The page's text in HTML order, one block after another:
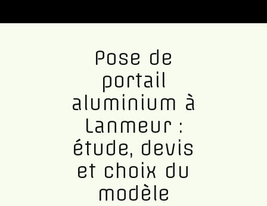
Pose de
portail
aluminium à
Lanmeur :
étude, devis
et choix du
modèle